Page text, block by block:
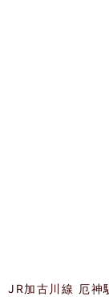
JR加古川線 厄神